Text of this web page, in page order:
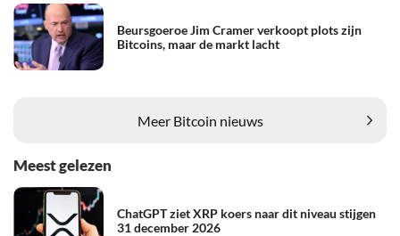
Beursgoeroe Jim Cramer verkoopt plots zijn
Bitcoins, maar de markt lacht
Meer Bitcoin nieuws
Meest gelezen
ChatGPT ziet XRP koers naar dit niveau stijgen
31 december 2026